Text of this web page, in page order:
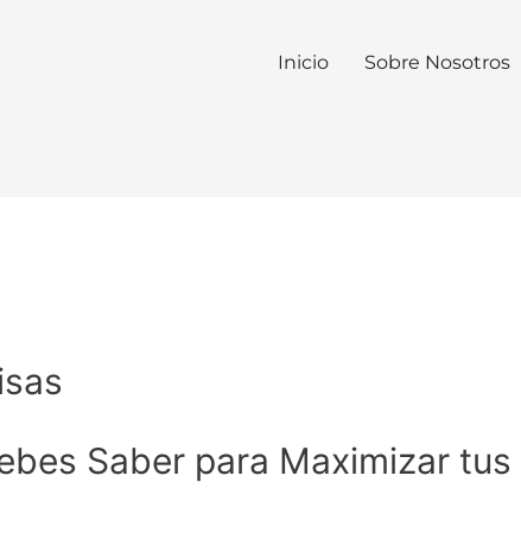
Inicio Sobre Nosotros
Saber para Maximizar tus